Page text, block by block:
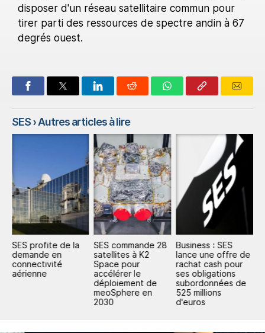
disposer d'un réseau satellitaire commun pour
tirer parti des ressources de spectre andin à 67
degrés ouest.
SES› Autres articles à lire
SES profite de la
demande en
connectivité
aérienne
SES commande 28
satellites à K2
Space pour
accélérer le
déploiement de
meoSphere en
2030
Business : SES
lance une offre de
rachat cash pour
ses obligations
subordonnées de
525 millions
d'euros